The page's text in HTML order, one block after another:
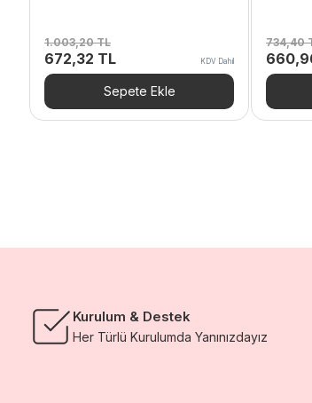
1.003,20TL
Orijinal
fiyat:
1.003,20 TL.
672,32 TL
andaki
fiyat:
672,32 TL.
KDV Dahil
Sepete Ekle
734,40
Orijinal
fiyat:
Kurulum & Destek
Her Türlü Kurulumda Yanınızdayız